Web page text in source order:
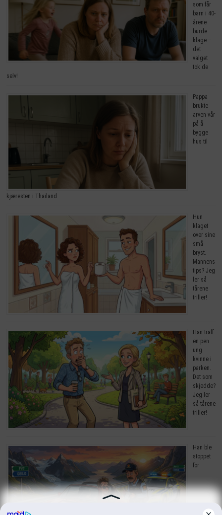
som får
barn i 40-
årene
burde
klage –
det
valget
tok de
selv!
Pappa
brukte
arven vår
på å
bygge
hus til
kjæresten i Thailand
Hun
klaget
over sine
små
bryst.
Mannens
tips? Jeg
ler så
tårene
triller!
Han traff
en pen
ung
kvinne i
parken.
Det som
skjedde?
Jeg ler
så tårene
triller!
Han ble
stoppet
for